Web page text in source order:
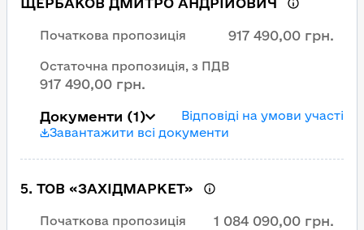
Початкова пропозиція 917 490,00 грн.
Остаточна пропозиція, з ПДВ
917 490,00 грн.
Документи (1)
Відповіді на умови участі
Завантажити всі документи
5. ТОВ «ЗАХІДМАРКЕТ»
Початкова пропозиція 1 084 090,00 грн.